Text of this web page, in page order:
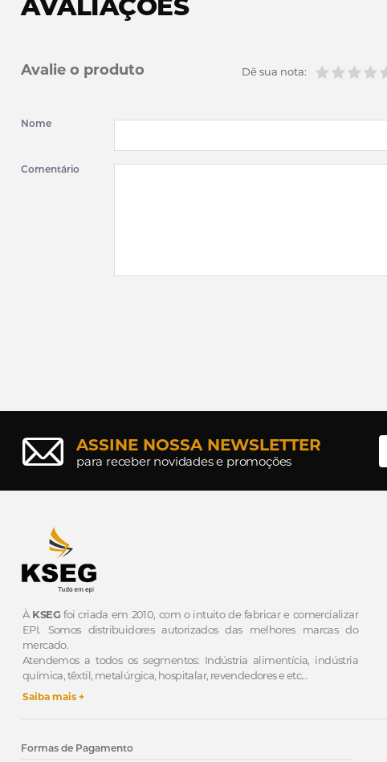
AVALIAÇÕES
Avalie o produto Dê sua nota:
Nome
Comentário
ASSINE NOSSA NEWSLETTER
para receber novidades e promoções
À KSEG foi criada em 2010, com o intuito de fabricar e comercializar
EPI. Somos distribuidores autorizados das melhores marcas do
mercado.
Atendemos a todos os segmentos: Indústria alimentícia, indústria
química, têxtil, metalúrgica, hospitalar, revendedores e etc...
Saiba mais +
Formas de Pagamento